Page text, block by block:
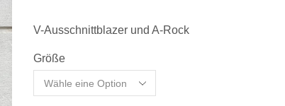
V-Ausschnittblazer und A-Rock
Größe